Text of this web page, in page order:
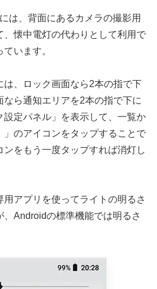
は、背面にあるカメラの撮影用
、懐中電灯の代わりとして利用で
います。
は、ロック画面なら2本の指で下
ら通知エリアを2本の指で下に
設定パネル」を表示して、一覧か
」のアイコンをタップすることで
をもう一度タップすれば消灯し
アプリを使ってライトの明るさ
、Androidの標準機能では明るさ